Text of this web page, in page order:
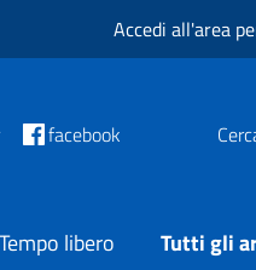
Accedi all'area
facebook
Tempo libero Tutti gli